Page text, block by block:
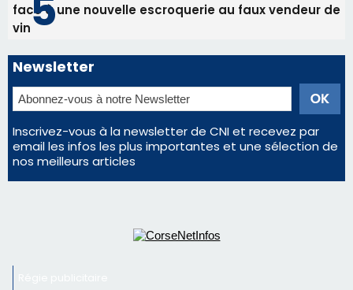
Éclipse du 12 août : la Corse aux premières loges
d'un spectacle qui ne reviendra pas avant 2081
Éclipse du 12 août : Où s'installer en Corse pour
profiter pleinement du spectacle ?
En Corse, un début de saison marqué par une
consommation en recul dans les restaurants
La gendarmerie alerte les restaurateurs corses
face à une nouvelle escroquerie au faux vendeur de